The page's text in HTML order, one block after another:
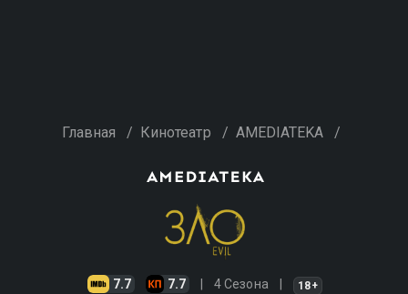
Главная / Кинотеатр / AMEDIATEKA /
7.7 7.7 4 Сезона 18+